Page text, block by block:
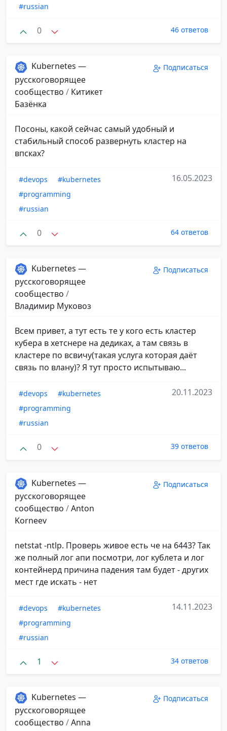
#russian
0 46 ответов
Kubernetes —
русскоговорящее
сообщество / Китикет
Базёнка
Подписаться
Посоны, какой сейчас самый удобный и
стабильный способ развернуть кластер на
впсках?
#devops
#kubernetes
#programming
#russian
16.05.2023
0 64 ответов
Kubernetes —
русскоговорящее
сообщество /
Владимир Муковоз
Подписаться
Всем привет, а тут есть те у кого есть кластер
кубера в хетснере на дедиках, а там связь в
кластере по всвичу(такая услуга которая даёт
связь по влану)? Я тут просто испытываю...
#devops
#kubernetes
#programming
#russian
20.11.2023
0 39 ответов
Kubernetes —
русскоговорящее
сообщество /Anton
Korneev
Подписаться
netstat -ntlp. Проверь живое есть че на 6443? Так
же полный лог апи посмотри, лог кублета и лог
контейнерд причина падения там будет - других
мест где искать - нет
#devops
#kubernetes
#programming
#russian
14.11.2023
1 34 ответов
Kubernetes —
русскоговорящее
сообщество /Anna
Подписаться